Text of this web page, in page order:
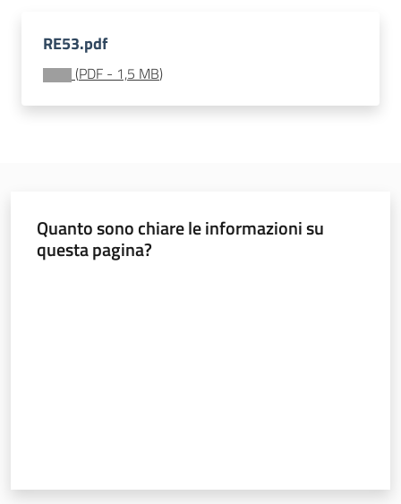
paesaggistiche
Risorse
RE53.pdf
(PDF - 1,5 MB)
Quanto sono chiare le informazioni su
questa pagina?